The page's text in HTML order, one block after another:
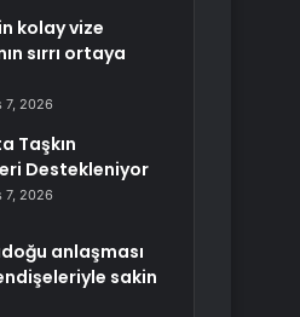
kolay vize
sırrı ortaya
7, 2026
Taşkın
Destekleniyor
7, 2026
anlaşması
sakin